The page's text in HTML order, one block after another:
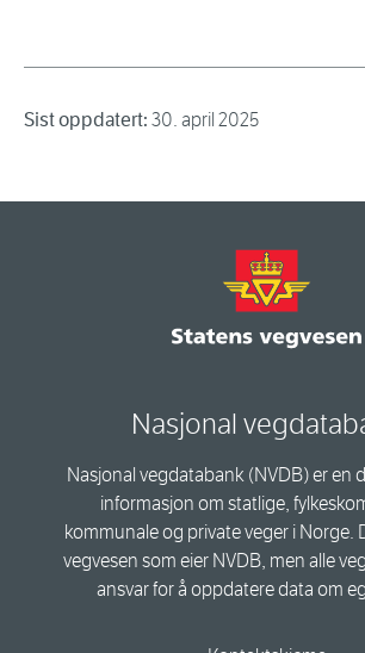
Sist oppdatert: 30. april 2025
Nasjonal
Nasjonal vegdatabank (NVDB) er en
informasjon om statlige,
kommunale og private veger i Norge.
vegvesen som eier NVDB, men alle
ansvar for å oppdatere data om